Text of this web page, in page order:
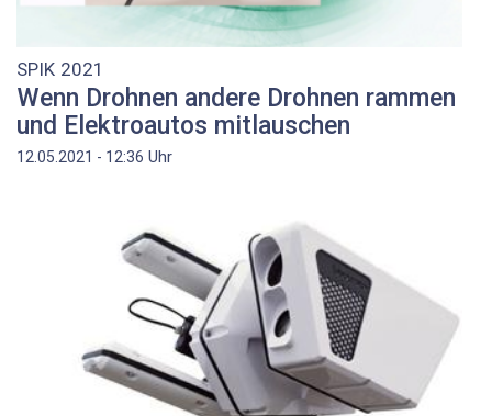
SPIK 2021
Wenn Drohnen andere Drohnen rammen
und Elektroautos mitlauschen
12.05.2021 - 12:36 Uhr